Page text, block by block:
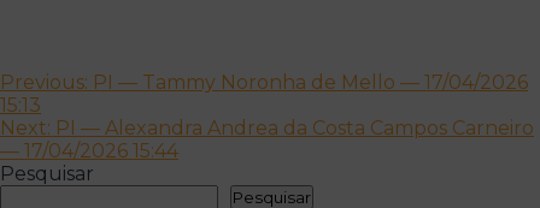
Navegação
de
artigos
Previous: PI — Tammy Noronha de Mello — 17/04/2026
15:13
Next: PI — Alexandra Andrea da Costa Campos Carneiro
— 17/04/2026 15:44
Pesquisar
Pesquisar